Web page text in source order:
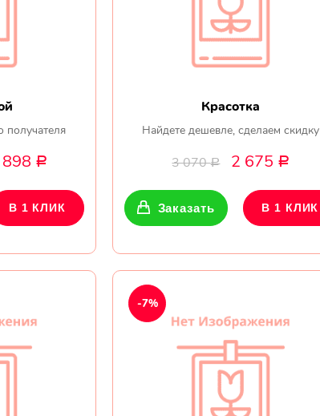
получателя
898 Р
В 1 КЛИК
Красотка
Найдете дешевле, сделаем скидку
3 070Р 2 675 Р
Заказать В 1 КЛИК
-7%